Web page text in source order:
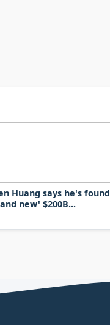
Huang says he's found
new' $200B...